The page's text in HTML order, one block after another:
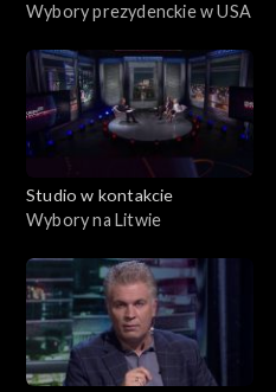
Wybory prezydenckie w USA
Studio w kontakcie
Wybory na Litwie